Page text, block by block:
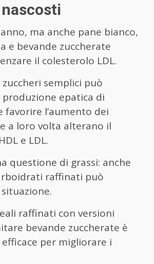
ma anche pane bianco,
e bevande zuccherate
il colesterolo LDL.
zuccheri semplici può
epatica di
favorire l’aumento dei
a loro volta alterano il
e LDL.
questione di grassi: anche
raffinati può
raffinati con versioni
bevande zuccherate è
per migliorare i